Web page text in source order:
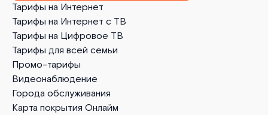
Тарифы на Интернет
Тарифы на Интернет с ТВ
Тарифы на Цифровое ТВ
Тарифы для всей семьи
Промо-тарифы
Видеонаблюдение
Города обслуживания
Карта покрытия Онлайм